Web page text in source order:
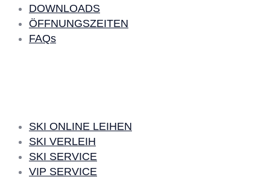
DOWNLOADS
ÖFFNUNGSZEITEN
FAQs
SKI ONLINE LEIHEN
SKI VERLEIH
SKI SERVICE
VIP SERVICE